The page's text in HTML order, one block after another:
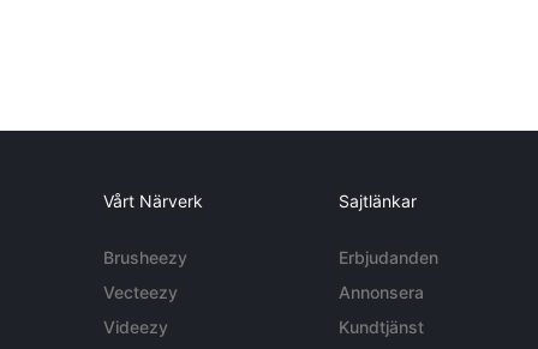
Vårt Närverk
Brusheezy
Vecteezy
Videezy
Sajtlänkar
Erbjudanden
Annonsera
Kundtjänst